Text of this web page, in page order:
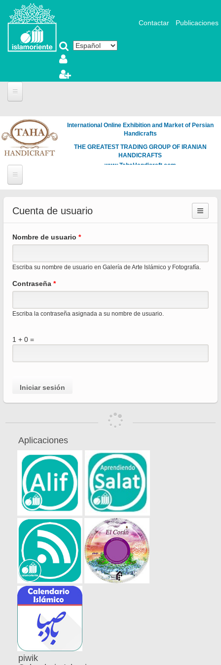
Pasar al contenido principal
Contactar Publicaciones
International Online Exhibition and Market of Persian
Handicrafts
THE GREATEST TRADING GROUP OF IRANIAN
HANDICRAFTS
www.TahaHandicraft.com
Cuenta de usuario
Nombre de usuario *
Escriba su nombre de usuario en Galería de Arte Islámico y Fotografía.
Contraseña *
Escriba la contraseña asignada a su nombre de usuario.
1 + 0 =
Aplicaciones
piwik